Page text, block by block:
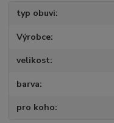
typ obuvi
Výrobce
velikost
barva
pro koho